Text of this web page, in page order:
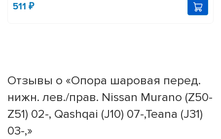
511 ₽
Отзывы о «Опора шаровая перед.
нижн. лев./прав. Nissan Murano (Z50-
Z51) 02-, Qashqai (J10) 07-,Teana (J31)
03-,»